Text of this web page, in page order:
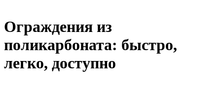
Ограждения из
поликарбоната: быстро,
легко, доступно